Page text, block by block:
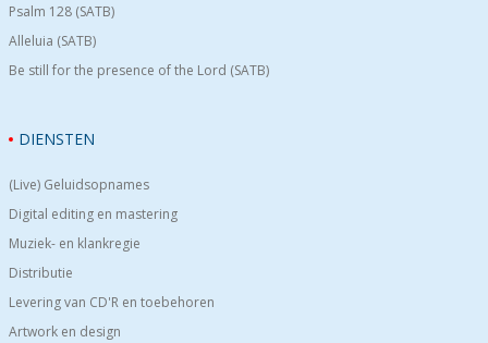
Psalm 128 (SATB)
Alleluia (SATB)
Be still for the presence of the Lord (SATB)
DIENSTEN
(Live) Geluidsopnames
Digital editing en mastering
Muziek- en klankregie
Distributie
Levering van CD'R en toebehoren
Artwork en design